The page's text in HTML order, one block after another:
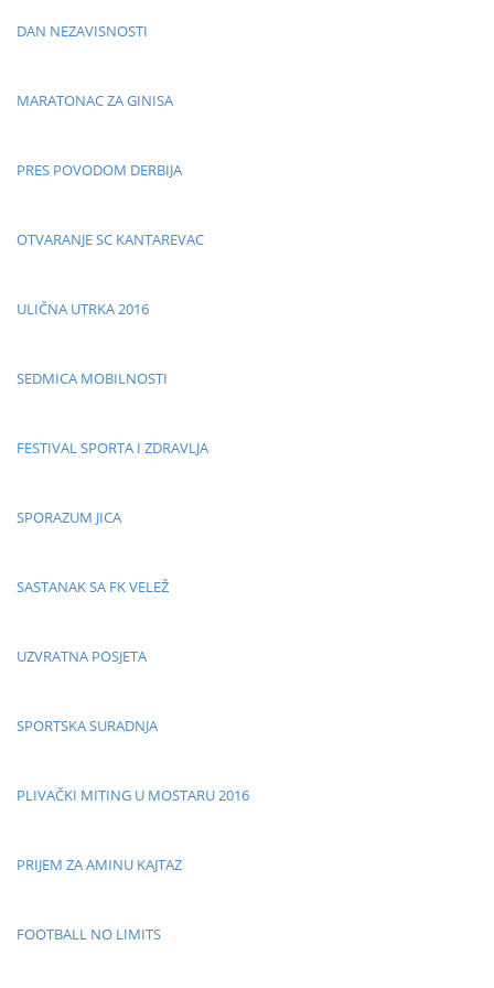
DAN NEZAVISNOSTI
MARATONAC ZA GINISA
PRES POVODOM DERBIJA
OTVARANJE SC KANTAREVAC
ULIČNA UTRKA 2016
SEDMICA MOBILNOSTI
FESTIVAL SPORTA I ZDRAVLJA
SPORAZUM JICA
SASTANAK SA FK VELEŽ
UZVRATNA POSJETA
SPORTSKA SURADNJA
PLIVAČKI MITING U MOSTARU 2016
PRIJEM ZA AMINU KAJTAZ
FOOTBALL NO LIMITS